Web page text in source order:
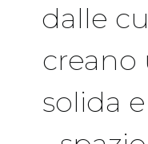
dalle
solida